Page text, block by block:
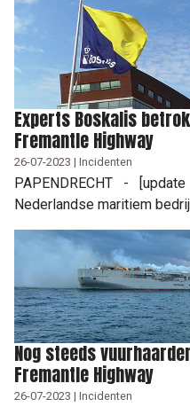
Experts Boskalis
Fremantle Highway
26-07-2023 | Incidenten
PAPENDRECHT -
Nederlandse maritiem
Nog steeds
Fremantle Highway
26-07-2023 | Incidenten